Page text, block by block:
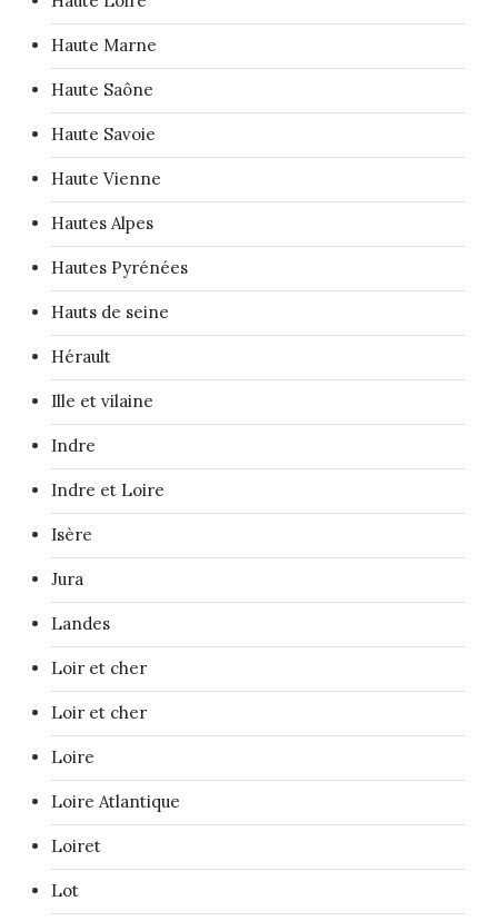
Haute Marne
Haute Saône
Haute Savoie
Haute Vienne
Hautes Alpes
Hautes Pyrénées
Hauts de seine
Hérault
Ille et vilaine
Indre
Indre et Loire
Isère
Jura
Landes
Loir et cher
Loir et cher
Loire
Loire Atlantique
Loiret
Lot